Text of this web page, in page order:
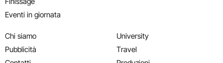
Eventi in giornata
Chi siamo
Pubblicità
University
Travel